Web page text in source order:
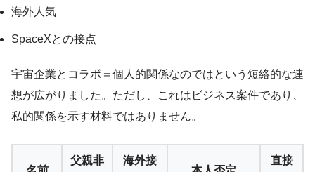
海外人気
SpaceXとの接点
宇宙企業とコラボ＝個人的関係なのではという短絡的な連
想が広がりました。ただし、これはビジネス案件であり、
私的関係を示す材料ではありません。
父親非
海外接
直接